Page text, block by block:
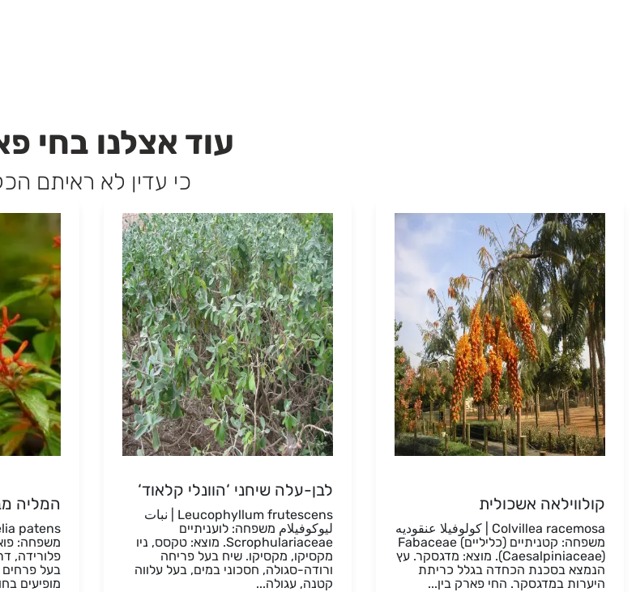
עוד אצלנו בחי
כי עדין לא ראיתם
קולווילאה אשכולית
Colvillea racemosa | كولوفيلا عنقوديه
משפחה: קטניתיים (כליליים) Fabaceae
(Caesalpiniaceae). מוצא: מדגסקר. עץ
הנמצא בסכנת הכחדה בגלל כריתת
היערות במדגסקר. החי פארק בין...
לבן-עלה שיחני ‘הוונלי קלאוד‘
Leucophyllum frutescens | نبات
ليوكوفيلام משפחה: לועניתיים
Scrophulariaceae. מוצא: טקסס, ניו
מקסיקו, מקסיקו. שיח בעל פריחה
ורודה-סגולה, חסכוני במים, בעל עלווה
קטנה, עגולה...
המליה
פלורידה,
בעל פרחים
מופיעים